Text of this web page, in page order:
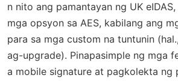
n nito ang pamantayan ng UK
mga opsyon sa AES, kabilang ang
para sa mga custom na tuntunin
ag-upgrade). Pinapasimple ng mga
a mobile signature at pagkolekta ng